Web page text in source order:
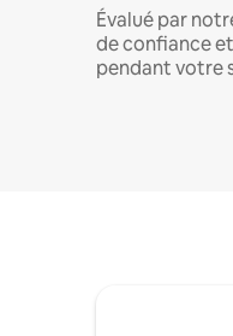
Évalué par
de confiance
pendant votre